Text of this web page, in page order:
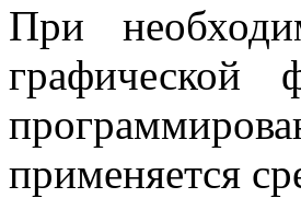
При
применяется